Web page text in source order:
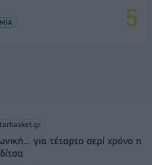
για τέταρτο σερί χρόνο η